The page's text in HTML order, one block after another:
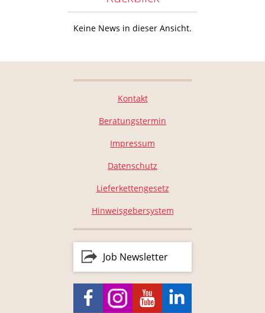
Keine News in dieser Ansicht.
Kontakt
Beratungstermin
Impressum
Datenschutz
Lieferkettengesetz
Hinweisgebersystem
Job Newsletter